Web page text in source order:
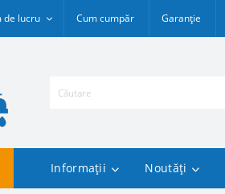
de lucru Cum cumpăr Garanție
Informații Noutăți